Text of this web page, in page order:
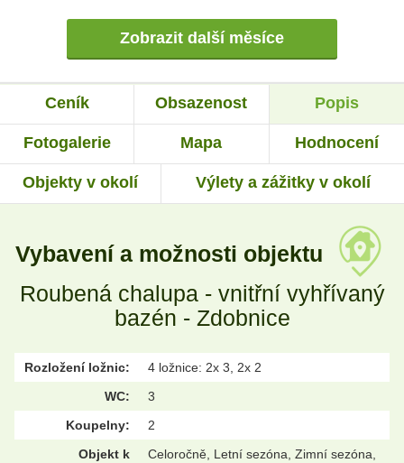
Zobrazit další měsíce
Ceník Obsazenost Popis
Fotogalerie Mapa Hodnocení
Objekty v okolí Výlety a zážitky v okolí
Vybavení a možnosti objektu
Roubená chalupa - vnitřní vyhřívaný
bazén - Zdobnice
Rozložení ložnic:
4 ložnice: 2x 3, 2x 2
WC:
3
Koupelny:
2
Objekt k
Celoročně, Letní sezóna, Zimní sezóna,